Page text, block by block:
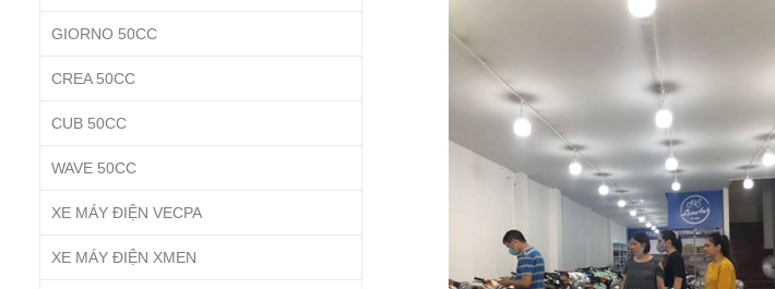
GIORNO 50CC
CREA 50CC
CUB 50CC
WAVE 50CC
XE MÁY ĐIỆN VECPA
XE MÁY ĐIỆN XMEN